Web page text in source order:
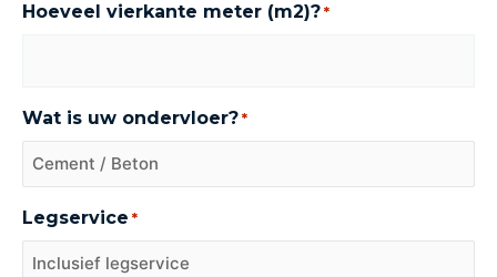
Hoeveel vierkante meter (m2)? *
Wat is uw ondervloer? *
Legservice *